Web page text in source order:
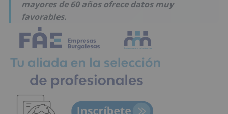
mayores de 60 años ofrece datos muy
favorables.